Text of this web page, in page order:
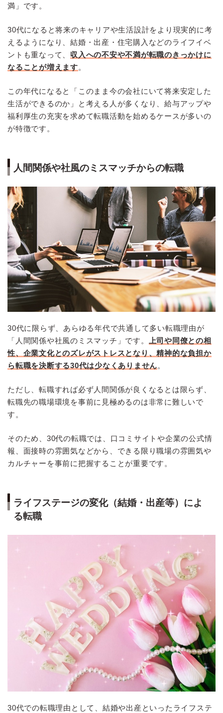
満」です。
30代になると将来のキャリアや生活設計をより現実的に考
えるようになり、結婚・出産・住宅購入などのライフイベ
ントも重なって、 収入への不安や不満が転職のきっかけに
なることが増えます。
この年代になると「このまま今の会社にいて将来安定した
生活ができるのか」と考える人が多くなり、給与アップや
福利厚生の充実を求めて転職活動を始めるケースが多いの
が特徴です。
人間関係や社風のミスマッチからの転職
30代に限らず、あらゆる年代で共通して多い転職理由が
「人間関係や社風のミスマッチ」です。
上司や同僚との相
性、企業文化とのズレがストレスとなり、精神的な負担か
ら転職を決断する30代は少なくありません。
ただし、転職すれば必ず人間関係が良くなるとは限らず、
転職先の職場環境を事前に見極めるのは非常に難しいで
す。
そのため、30代の転職では、口コミサイトや企業の公式情
報、面接時の雰囲気などから、できる限り職場の雰囲気や
カルチャーを事前に把握することが重要です。
ライフステージの変化（結婚・出産等）によ
る転職
30代での転職理由として、結婚や出産といったライフステ